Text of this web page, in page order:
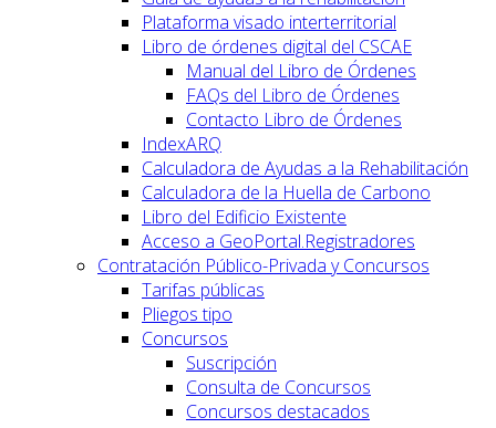
Plataforma visado interterritorial
Libro de órdenes digital del CSCAE
Manual del Libro de Órdenes
FAQs del Libro de Órdenes
Contacto Libro de Órdenes
IndexARQ
Calculadora de Ayudas a la Rehabilitación
Calculadora de la Huella de Carbono
Libro del Edificio Existente
Acceso a GeoPortal.Registradores
Contratación Público-Privada y Concursos
Tarifas públicas
Pliegos tipo
Concursos
Suscripción
Consulta de Concursos
Concursos destacados